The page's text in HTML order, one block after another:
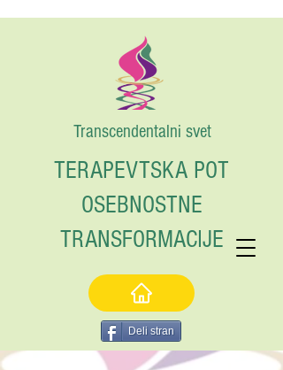
Transcendentalni svet
TERAPEVTSKA POT
OSEBNOSTNE
TRANSFORMACIJE
Deli stran